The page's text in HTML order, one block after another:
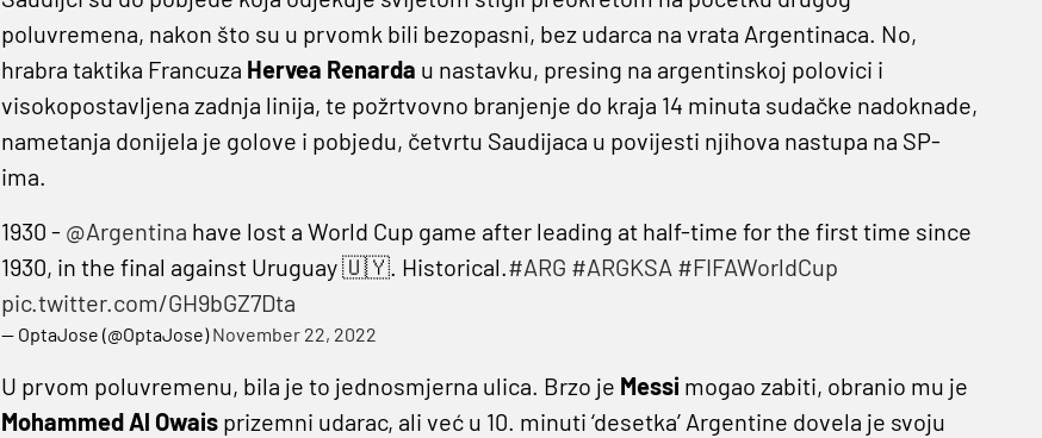
poluvremena, nakon što su u prvomk bili bezopasni, bez udarca na vrata Argentinaca. No,
hrabra taktika Francuza Hervea Renarda u nastavku, presing na argentinskoj polovici i
visokopostavljena zadnja linija, te požrtvovno branjenje do kraja 14 minuta sudačke nadoknade,
nametanja donijela je golove i pobjedu, četvrtu Saudijaca u povijesti njihova nastupa na SP-
ima.
1930 - @Argentina have lost a World Cup game after leading at half-time for the first time since
1930, in the final against Uruguay 🇺🇾. Historical.#ARG #ARGKSA #FIFAWorldCup
pic.twitter.com/GH9bGZ7Dta
— OptaJose (@OptaJose)November 22, 2022
U prvom poluvremenu, bila je to jednosmjerna ulica. Brzo je Messi mogao zabiti, obranio mu je
Mohammed Al Owaisprizemni udarac, ali već u 10. minuti ‘desetka’ Argentine dovela je svoju